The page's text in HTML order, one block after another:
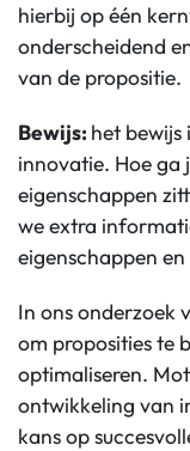
hierbij op één
onderscheidend
van de propositie.
Bewijs: het bewijs
innovatie. Hoe ga
eigenschappen
we extra
eigenschappen en
In ons onderzoek
om proposities te
optimaliseren.
ontwikkeling van
kans op